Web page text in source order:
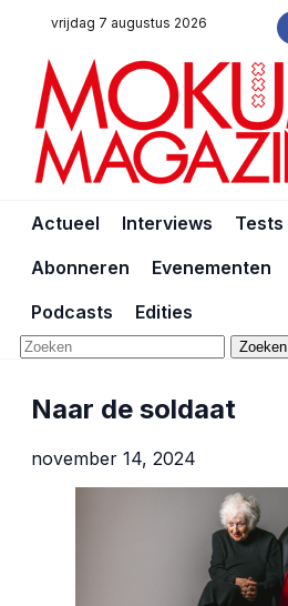
vrijdag 7 augustus 2026
Actueel Interviews
Tests
Abonneren
Evenementen
Podcasts
Edities
Zoeken
Naar de soldaat
november 14, 2024